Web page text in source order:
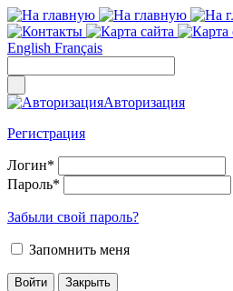
English Français
Авторизация
Регистрация
Логин*
Пароль*
Забыли свой пароль?
Запомнить меня